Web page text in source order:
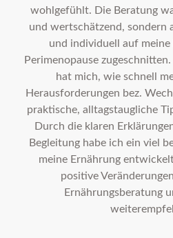
wohlgefühlt. Die Beratung
und wertschätzend, sondern
und individuell auf
Perimenopause
hat mich, wie schnell
Herausforderungen bez.
praktische, alltagstaugliche
Durch die klaren
Begleitung habe ich ein viel
meine Ernährung
positive
Ernährungsberatung